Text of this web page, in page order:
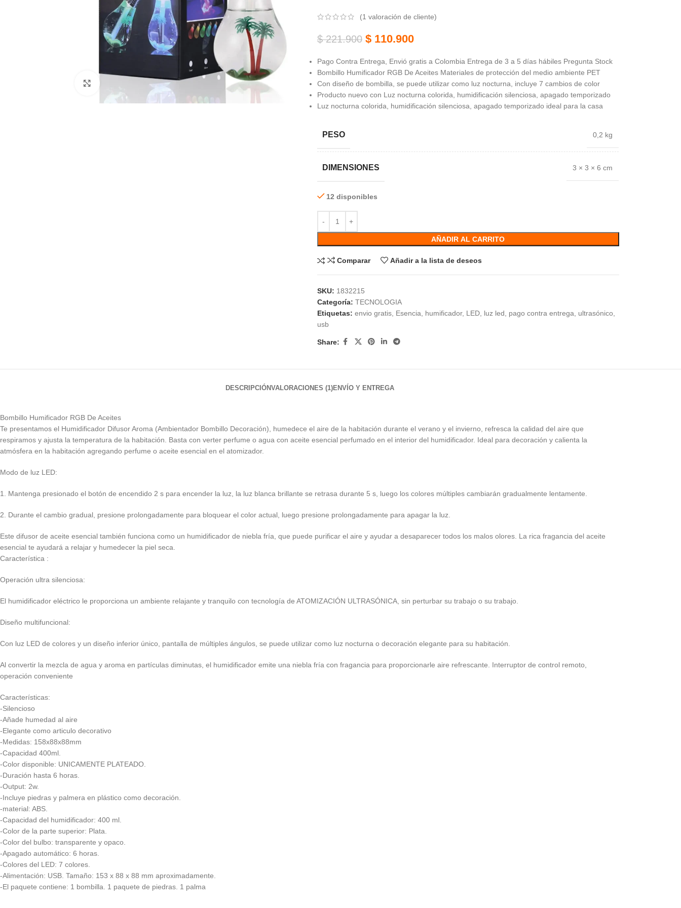
Haga Clic Para Ampliar
(1 valoración de cliente)
$221.900 $110.900
Pago Contra Entrega, Envió gratis a Colombia Entrega de 3 a 5 días hábiles Pregunta Stock
Bombillo Humificador RGB De Aceites Materiales de protección del medio ambiente PET
Con diseño de bombilla, se puede utilizar como luz nocturna, incluye 7 cambios de color
Producto nuevo con Luz nocturna colorida, humidificación silenciosa, apagado temporizado
Luz nocturna colorida, humidificación silenciosa, apagado temporizado ideal para la casa
PESO 0,2 kg
DIMENSIONES 3 × 3 × 6 cm
12 disponibles
AÑADIR AL CARRITO
Comparar Añadir a la lista de deseos
SKU: 1832215
Categoría: TECNOLOGIA
Etiquetas: envio gratis, Esencia, humificador, LED, luz led, pago contra entrega, ultrasónico,
usb
Share:
DESCRIPCIÓNVALORACIONES (1)ENVÍO Y ENTREGA
Bombillo Humificador RGB De Aceites
Te presentamos el Humidificador Difusor Aroma (Ambientador Bombillo Decoración), humedece el aire de la habitación durante el verano y el invierno, refresca la calidad del aire que
respiramos y ajusta la temperatura de la habitación. Basta con verter perfume o agua con aceite esencial perfumado en el interior del humidificador. Ideal para decoración y calienta la
atmósfera en la habitación agregando perfume o aceite esencial en el atomizador.
Modo de luz LED:
1. Mantenga presionado el botón de encendido 2 s para encender la luz, la luz blanca brillante se retrasa durante 5 s, luego los colores múltiples cambiarán gradualmente lentamente.
2. Durante el cambio gradual, presione prolongadamente para bloquear el color actual, luego presione prolongadamente para apagar la luz.
Este difusor de aceite esencial también funciona como un humidificador de niebla fría, que puede purificar el aire y ayudar a desaparecer todos los malos olores. La rica fragancia del aceite
esencial te ayudará a relajar y humedecer la piel seca.
Característica :
Operación ultra silenciosa:
El humidificador eléctrico le proporciona un ambiente relajante y tranquilo con tecnología de ATOMIZACIÓN ULTRASÓNICA, sin perturbar su trabajo o su trabajo.
Diseño multifuncional:
Con luz LED de colores y un diseño inferior único, pantalla de múltiples ángulos, se puede utilizar como luz nocturna o decoración elegante para su habitación.
Al convertir la mezcla de agua y aroma en partículas diminutas, el humidificador emite una niebla fría con fragancia para proporcionarle aire refrescante. Interruptor de control remoto,
operación conveniente
Características:
-Silencioso
-Añade humedad al aire
-Elegante como articulo decorativo
-Medidas: 158x88x88mm
-Capacidad 400ml.
-Color disponible: UNICAMENTE PLATEADO.
-Duración hasta 6 horas.
-Output: 2w.
-Incluye piedras y palmera en plástico como decoración.
-material: ABS.
-Capacidad del humidificador: 400 ml.
-Color de la parte superior: Plata.
-Color del bulbo: transparente y opaco.
-Apagado automático: 6 horas.
-Colores del LED: 7 colores.
-Alimentación: USB. Tamaño: 153 x 88 x 88 mm aproximadamente.
-El paquete contiene: 1 bombilla. 1 paquete de piedras. 1 palma